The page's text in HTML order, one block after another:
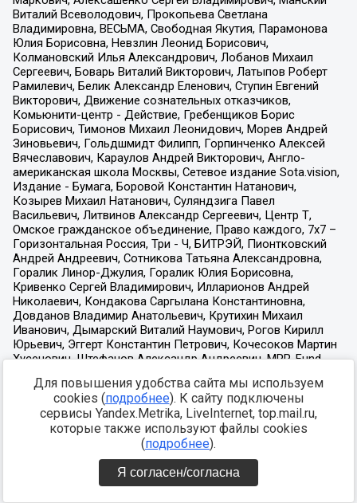
Для повышения удобства сайта мы используем
cookies (подробнее). К сайту подключены
сервисы Yandex.Metrika, LiveInternet, top.mail.ru,
которые также используют файлы cookies
(подробнее).
Я согласен/согласна